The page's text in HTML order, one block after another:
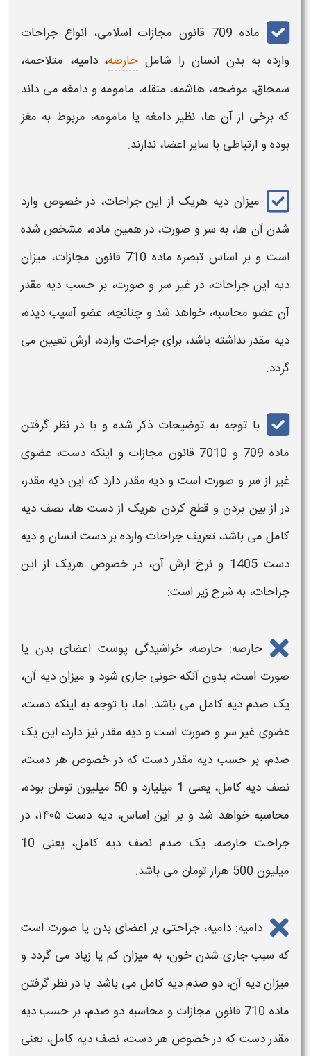
ماده 709 قانون مجازات اسلامی، انواع جراحات
وارده به بدن انسان را شامل حارصه، دامیه، متلاحمه،
سمحاق، موضحه، هاشمه، منقله، مامومه و دامغه می داند
که برخی از آن ها، نظیر دامغه یا مامومه، مربوط به مغز
بوده و ارتباطی با سایر اعضا، ندارند.
میزان دیه هریک از این جراحات، در خصوص وارد
شدن آن ها، به سر و صورت، در همین ماده، مشخص شده
است و بر اساس تبصره ماده 710 قانون مجازات،
میزان
دیه این جراحات، در غیر سر و صورت، بر حسب دیه مقدر
آن عضو محاسبه، خواهد شد و چنانچه، عضو آسیب دیده،
دیه مقدر نداشته باشد، برای جراحت وارده، ارشتعیین می
گردد.
با توجه به توضیحات ذکر شده و با در نظر گرفتن
ماده 709 و 7010 قانون مجازات و اینکه
دست، عضوی
غیر از سر و صورت است و دیه مقدر دارد که این دیه مقدر،
در از بین بردن و قطع کردن هریک ازدست ها، نصف دیه
کامل می باشد، تعریف جراحات وارده بردستانسان ودیه
دست 1405 و نرخ ارش
آن، در خصوص هریک از این
جراحات، به شرح زیر است:
حارصه: حارصه، خراشیدگی پوست اعضای بدن یا
صورت است، بدون آنکه خونی جاری شود و میزان دیه آن،
یک صدم دیه کامل می باشد. اما، با توجه به اینکه دست،
عضوی غیر سر و صورت است و دیه مقدر نیز دارد، این یک
صدم، بر حسب دیه مقدردست که در خصوص هر دست،
نصف دیه
کامل، یعنی 1 میلیارد و 50 میلیون تومان بوده،
محاسبه خواهد شد و بر این اساس، دیه دست ۱۴۰۵،
در
جراحت حارصه، یک صدم نصف دیه
کامل، یعنی 10
میلیون 500 هزار تومان می باشد.
دامیه: دامیه، جراحتی بر اعضای بدن یا صورت است
که سبب جاری شدن خون، به میزان کم یا زیاد می گردد و
میزان دیه آن، دو صدمدیه کامل می باشد. با در نظر گرفتن
ماده 710 قانون مجازات و محاسبه دو صدم، بر حسب
دیه
مقدردست که در خصوص هردست، نصفدیه کامل، یعنی